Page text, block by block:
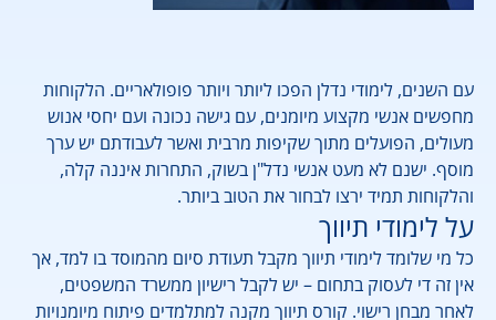
עם השנים, לימודי נדלן הפכו ליותר ויותר פופולאריים. הלקוחות
מחפשים אנשי מקצוע מיומנים, עם גישה נכונה ועם יחסי אנוש
מעולים, הפועלים מתוך שקיפות מרבית ואשר לעבודתם יש ערך
מוסף. ישנם לא מעט אנשי נדל"ן בשוק, התחרות איננה קלה,
והלקוחות תמיד ירצו לבחור את הטוב ביותר.
על לימודי תיווך
כל מי שלומד לימודי תיווך מקבל תעודת סיום מהמוסד בו למד, אך
אין זה די לעסוק בתחום – יש לקבל רישיון ממשרד המשפטים,
לאחר מבחן רישוי. קורס תיווך מקנה למתלמדים פיתוח מיומנויות